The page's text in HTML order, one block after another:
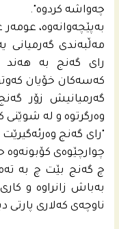
چەواشه‌ کردوە".
به‌پێچه‌وانه‌وه‌،
مەڵبەندی گەرمیانی
رای گه‌نج به‌ هه‌ند
كه‌سه‌كان خۆیان
گه‌رمیانیش زۆر
وه‌رگرتوه‌ و له‌ شوێنى
"رای گه‌نج
چوارچێوه‌ى كۆبونه‌وه‌
چ گه‌نج بێت چ به‌
به‌باش زانراوه‌ و
ناوچه‌ى كه‌لاری